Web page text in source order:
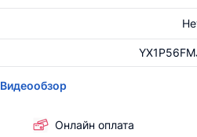
Видеообзор
Онлайн оплата